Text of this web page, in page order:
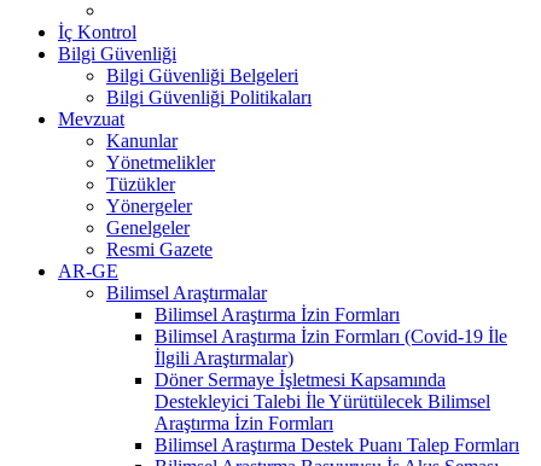
İç Kontrol
Bilgi Güvenliği
Bilgi Güvenliği Belgeleri
Bilgi Güvenliği Politikaları
Mevzuat
Kanunlar
Yönetmelikler
Tüzükler
Yönergeler
Genelgeler
Resmi Gazete
AR-GE
Bilimsel Araştırmalar
Bilimsel Araştırma İzin Formları
Bilimsel Araştırma İzin Formları (Covid-19 İle
İlgili Araştırmalar)
Döner Sermaye İşletmesi Kapsamında
Destekleyici Talebi İle Yürütülecek Bilimsel
Araştırma İzin Formları
Bilimsel Araştırma Destek Puanı Talep Formları